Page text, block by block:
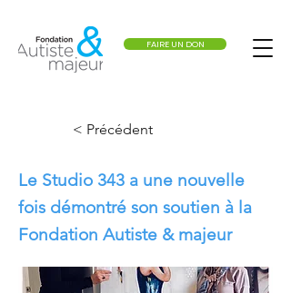
FAIRE UN DON
< Précédent
Le Studio 343 a une nouvelle
fois démontré son soutien à la
Fondation Autiste & majeur